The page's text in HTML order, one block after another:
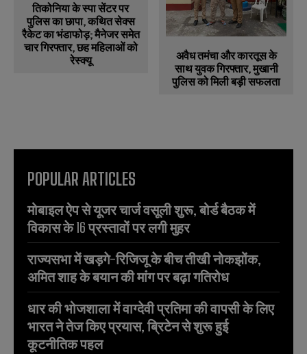
तिकोनिया के स्पा सेंटर पर
पुलिस का छापा, कथित सेक्स
रैकेट का भंडाफोड़; मैनेजर समेत
चार गिरफ्तार, छह महिलाओं को
रेस्क्यू
अवैध तमंचा और कारतूस के
साथ युवक गिरफ्तार, मुखानी
पुलिस को मिली बड़ी सफलता
POPULAR ARTICLES
मोबाइल ऐप से यूजर चार्ज वसूली शुरू, बोर्ड बैठक में
विकास के 16 प्रस्तावों पर लगी मुहर
राज्यसभा में खड़गे-रिजिजू के बीच तीखी नोकझोंक,
अमित शाह के बयान की मांग पर बढ़ा गतिरोध
धार की भोजशाला में वाग्देवी प्रतिमा की वापसी के लिए
भारत ने तेज किए प्रयास, ब्रिटेन से शुरू हुई
कूटनीतिक पहल